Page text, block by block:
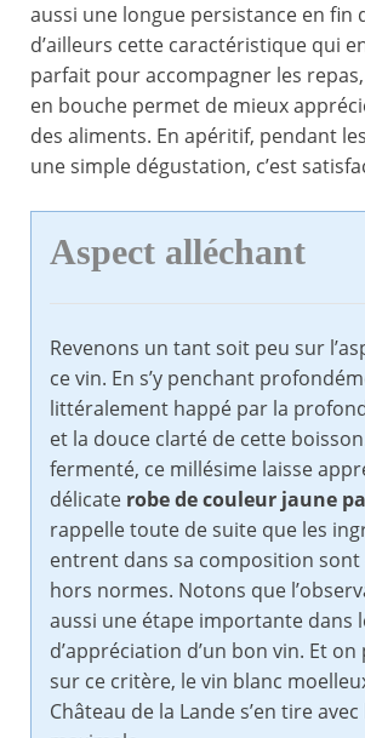
aussi une longue persistance en fin
d’ailleurs cette caractéristique qui
parfait pour accompagner les
en bouche permet de mieux
des aliments. En apéritif, pendant
une simple dégustation, c’est
Aspect alléchant
Revenons un tant soit peu sur
ce vin. En s’y penchant
littéralement happé par la
et la douce clarté de cette
fermenté, ce millésime laisse
délicate robe de couleur jaune
rappelle toute de suite que les
entrent dans sa composition sont
hors normes. Notons que
aussi une étape importante dans
d’appréciation d’un bon vin. Et
sur ce critère, le vin blanc
Château de la Lande s’en tire